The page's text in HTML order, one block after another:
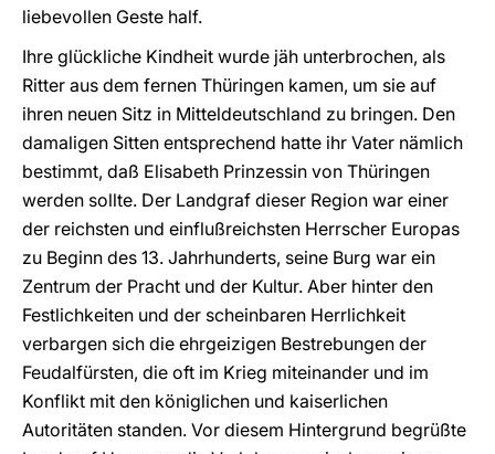
liebevollen Geste half.
Ihre glückliche Kindheit wurde jäh unterbrochen, als
Ritter aus dem fernen Thüringen kamen, um sie auf
ihren neuen Sitz in Mitteldeutschland zu bringen. Den
damaligen Sitten entsprechend hatte ihr Vater nämlich
bestimmt, daß Elisabeth Prinzessin von Thüringen
werden sollte. Der Landgraf dieser Region war einer
der reichsten und einflußreichsten Herrscher Europas
zu Beginn des 13. Jahrhunderts, seine Burg war ein
Zentrum der Pracht und der Kultur. Aber hinter den
Festlichkeiten und der scheinbaren Herrlichkeit
verbargen sich die ehrgeizigen Bestrebungen der
Feudalfürsten, die oft im Krieg miteinander und im
Konflikt mit den königlichen und kaiserlichen
Autoritäten standen. Vor diesem Hintergrund begrüßte